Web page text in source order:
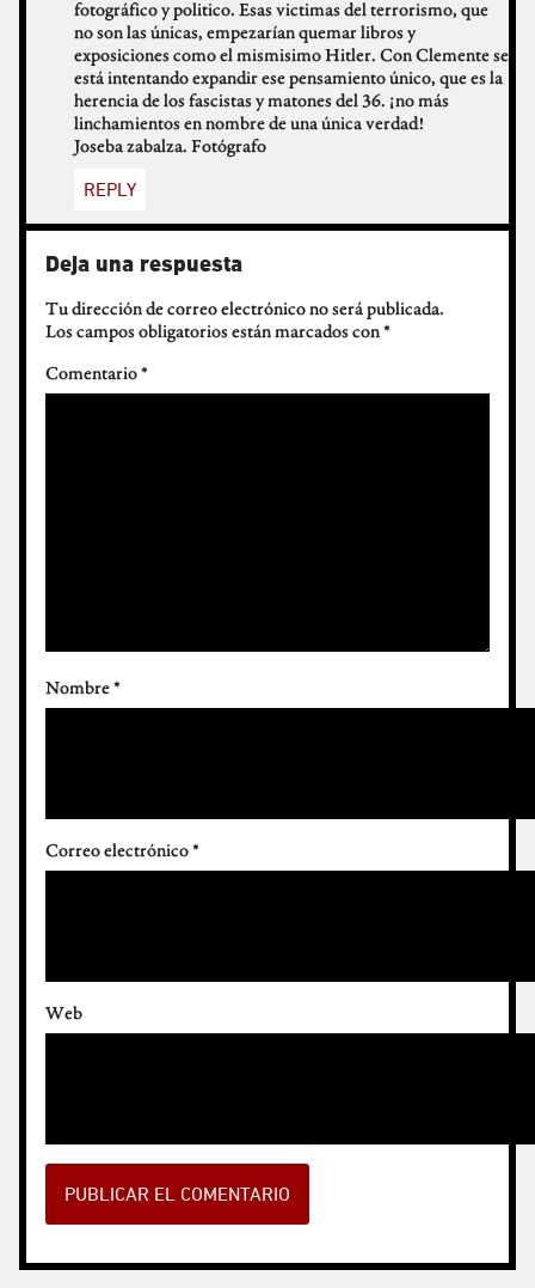
fotográfico y politico. Esas victimas del terrorismo, que
no son las únicas, empezarían quemar libros y
exposiciones como el mismisimo Hitler. Con Clemente se
está intentando expandir ese pensamiento único, que es la
herencia de los fascistas y matones del 36. ¡no más
linchamientos en nombre de una única verdad!
Joseba zabalza. Fotógrafo
REPLY
Deja una respuesta
Tu dirección de correo electrónico no será publicada.
Los campos obligatorios están marcados con*
Comentario*
Nombre*
Correo electrónico*
Web